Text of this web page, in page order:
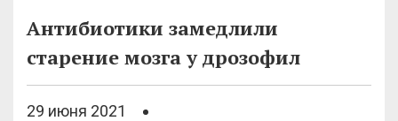
Антибиотики замедлили
старение мозга у дрозофил
29 июня 2021